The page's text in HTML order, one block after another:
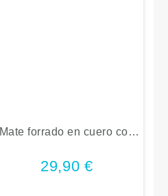
Mate forrado en cuero con
29,90€